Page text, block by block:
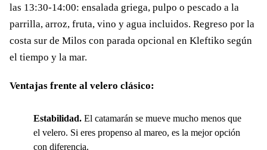
las 13:30-14:00: ensalada griega, pulpo o pescado a la
parrilla, arroz, fruta, vino y agua incluidos. Regreso por la
costa sur de Milos con parada opcional en Kleftiko según
el tiempo y la mar.
Ventajas frente al velero clásico:
Estabilidad. El catamarán se mueve mucho menos que
el velero. Si eres propenso al mareo, es la mejor opción
con diferencia.